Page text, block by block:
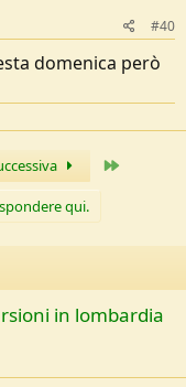
#40
domenica però
qui.
in lombardia